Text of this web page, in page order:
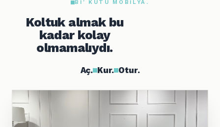
BI' KUTU MOBILYA.
Koltuk almak bu
kadar kolay
olmamalıydı.
Aç. Kur. Otur.